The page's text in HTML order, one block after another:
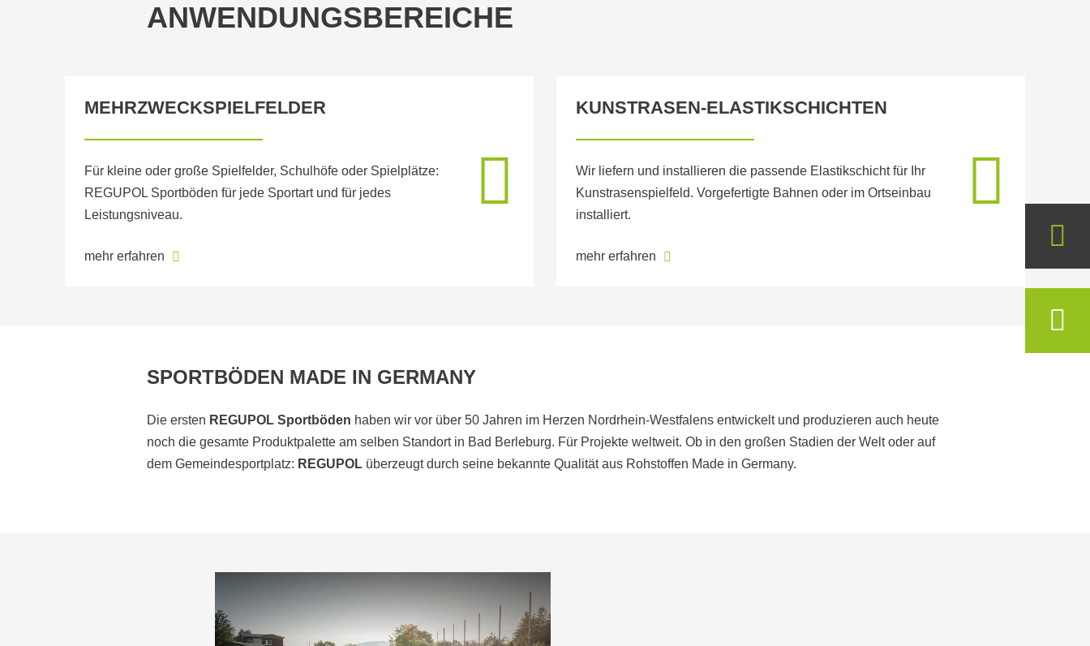
ANWENDUNGSBEREICHE
MEHRZWECKSPIELFELDER
Für kleine oder große Spielfelder, Schulhöfe oder Spielplätze:
REGUPOL Sportböden für jede Sportart und für jedes
Leistungsniveau.
mehr erfahren
KUNSTRASEN-ELASTIKSCHICHTEN
Wir liefern und installieren die passende Elastikschicht für Ihr
Kunstrasenspielfeld. Vorgefertigte Bahnen oder im Ortseinbau
installiert.
mehr erfahren
SPORTBÖDEN MADE IN GERMANY
Die ersten REGUPOL Sportböden haben wir vor über 50 Jahren im Herzen Nordrhein-Westfalens entwickelt und produzieren auch heute
noch die gesamte Produktpalette am selben Standort in Bad Berleburg. Für Projekte weltweit. Ob in den großen Stadien der Welt oder auf
dem Gemeindesportplatz: REGUPOL überzeugt durch seine bekannte Qualität aus Rohstoffen Made in Germany.